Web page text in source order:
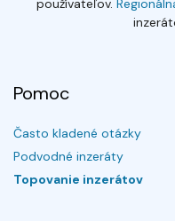
používateľov.
Pomoc
Často kladené otázky
Podvodné inzeráty
Topovanie inzerátov